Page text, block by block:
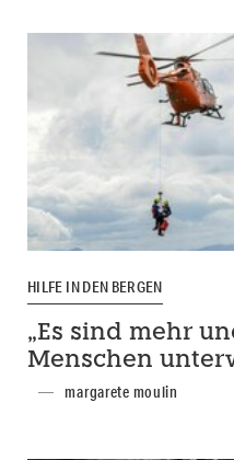
HILFE IN DEN BERGEN
„Es sind mehr
Menschen
margarete moulin